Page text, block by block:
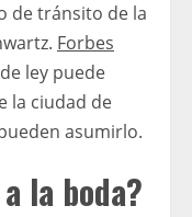
de tránsito de la
Forbes
ley puede
la ciudad de
asumirlo.
la boda?